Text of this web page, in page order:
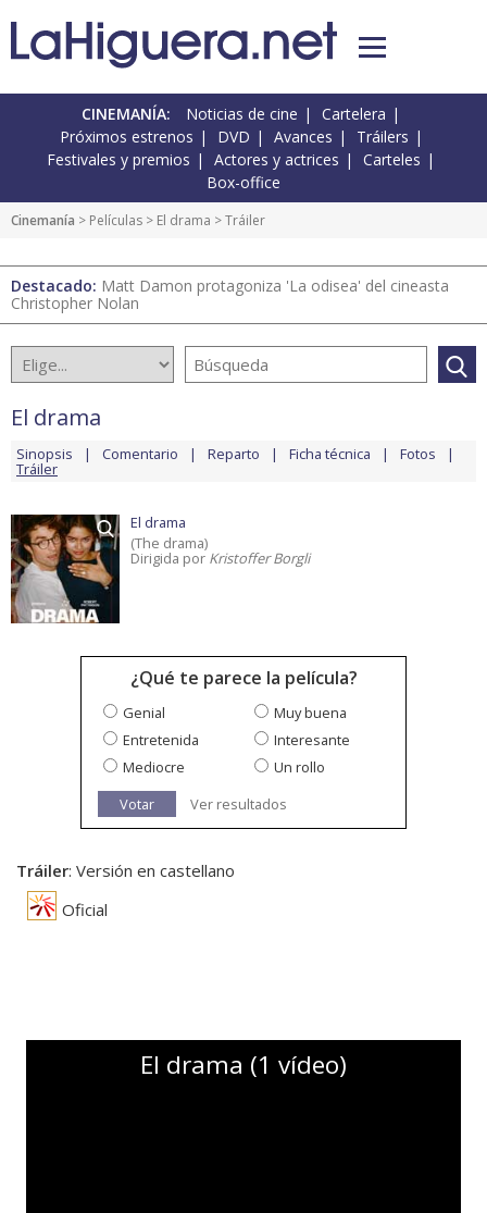
CINEMANÍA: Noticias de cine
Cartelera
Próximos estrenos
DVD Avances
Tráilers
Festivales y premios
Actores y actrices
Carteles
Box-office
Cinemanía > Películas > El drama > Tráiler
Destacado: Matt Damon protagoniza 'La odisea' del cineasta
Christopher Nolan
El drama
Sinopsis Comentario Reparto Ficha técnica Fotos
Tráiler
El drama
(The drama)
Dirigida por Kristoffer Borgli
¿Qué te parece la película?
Genial
Muy buena
Entretenida
Interesante
Mediocre
Un rollo
Votar
Ver resultados
Tráiler: Versión en castellano
Oficial
El drama (1 vídeo)